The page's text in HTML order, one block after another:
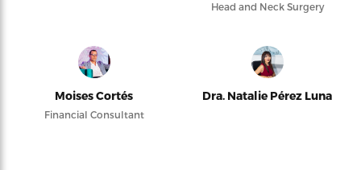
Head and Neck Surgery
Moises Cortés
Financial Consultant
Dra. Natalie Pérez Luna